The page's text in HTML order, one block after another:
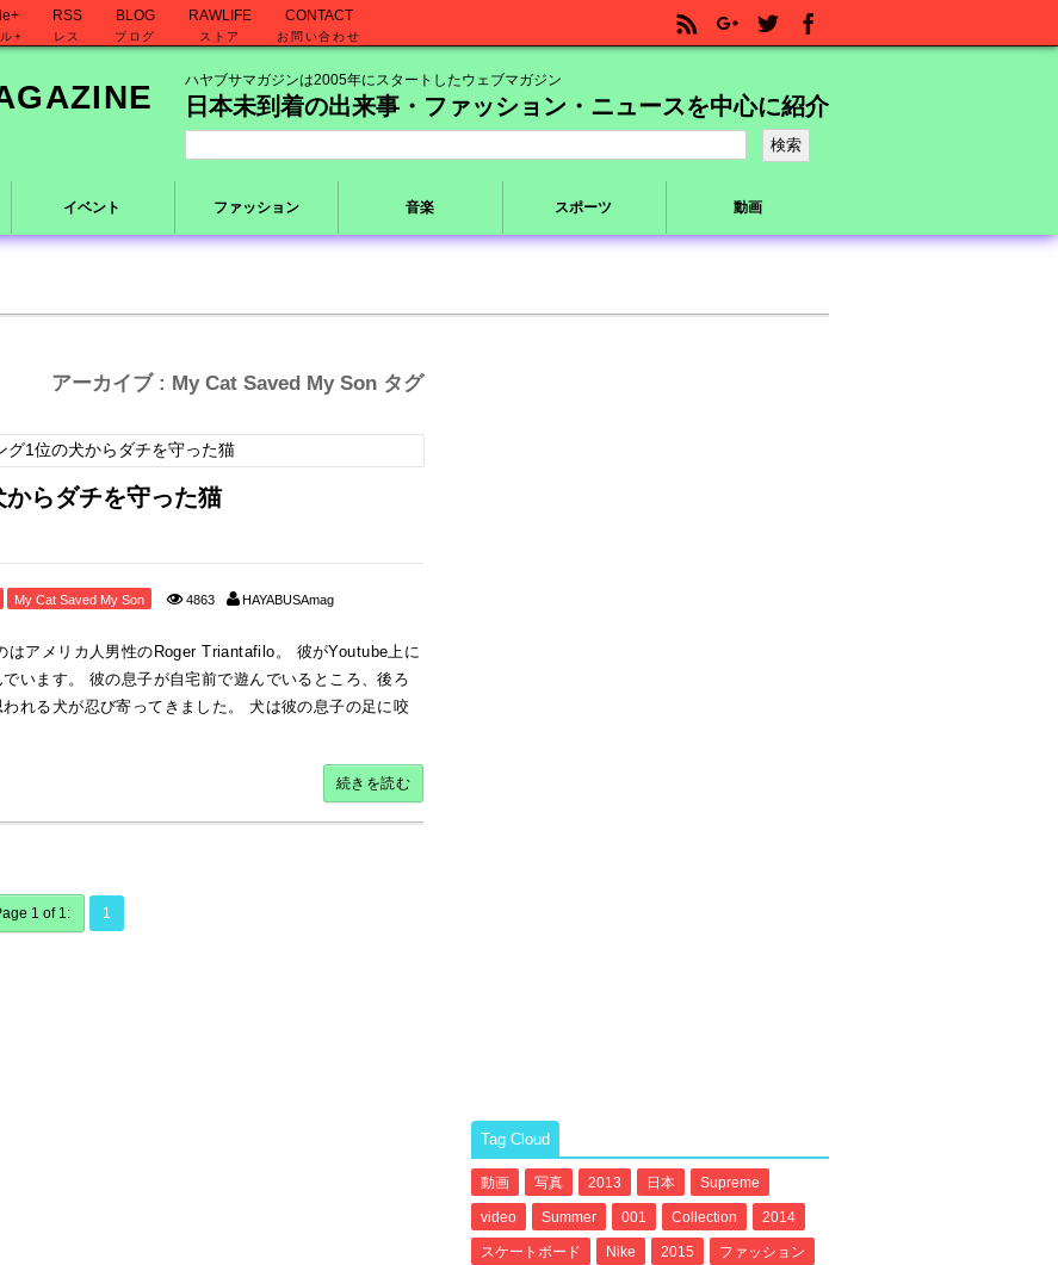
アーカイブ : My Cat Saved My Son タグ
らダチを守った猫
My Cat Saved My Son 4863 HAYABUSAmag
はアメリカ人男性のRoger Triantafilo。 彼がYoutube上に
います。 彼の息子が自宅前で遊んでいるところ、後ろ
れる犬が忍び寄ってきました。 犬は彼の息子の足に咬
続きを読む
1 of 1: 1
Tag Cloud
動画 写真 2013 日本 Supreme
video Summer 001 Collection 2014
スケートボード Nike 2015 ファッション
+
RSS
レス
BLOG
ブログ
RAWLIFE
ストア
CONTACT
お問い合わせ
イベント ファッション 音楽 スポーツ 動画
ハヤブサマガジンは2005年にスタートしたウェブマガジン
日本未到着の出来事・ファッション・ニュースを中心に紹介